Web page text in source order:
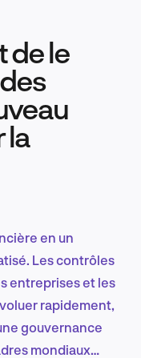
produit
de le
la
en un
Les contrôles
entreprises et les
rapidement,
gouvernance
mondiaux